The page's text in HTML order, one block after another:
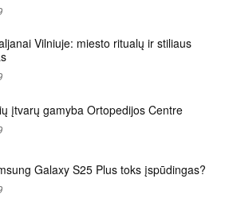
Vilniuje: miesto ritualų ir stiliaus
įtvarų gamyba Ortopedijos Centre
Galaxy S25 Plus toks įspūdingas?